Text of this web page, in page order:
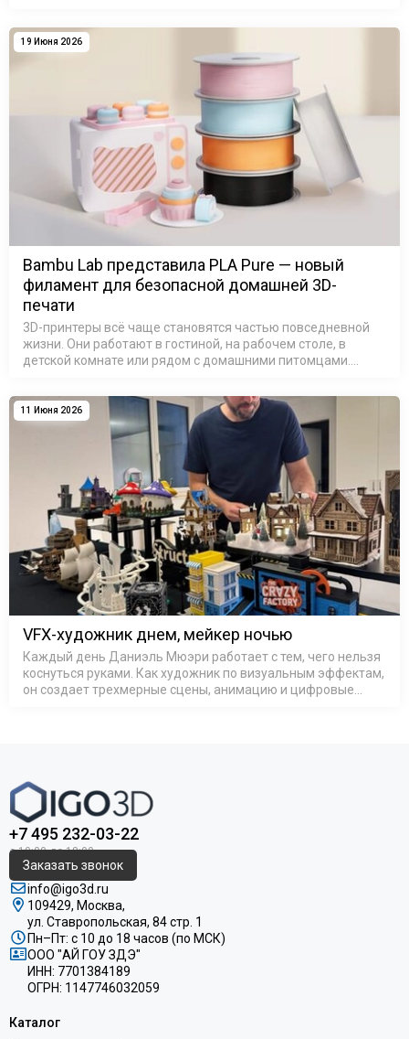
удовольствия, то сегодня ситуация и…
19 Июня 2026
Bambu Lab представила PLA Pure — новый
филамент для безопасной домашней 3D-
печати
3D-принтеры всё чаще становятся частью повседневной
жизни. Они работают в гостиной, на рабочем столе, в
детской комнате или рядом с домашними питомцами.
качество печати, но и безопа…
11 Июня 2026
VFX-художник днем, мейкер ночью
Каждый день Даниэль Мюэри работает с тем, чего нельзя
коснуться руками. Как художник по визуальным эффектам,
он создает трехмерные сцены, анимацию и цифровые
+7 495 232-03-22
Заказать звонок
info@igo3d.ru
109429, Москва,
ул. Ставропольская, 84 стр. 1
Пн–Пт: с 10 до 18 часов (по МСК)
ООО "АЙ ГОУ ЗДЭ"
ИНН: 7701384189
ОГРН: 1147746032059
Каталог